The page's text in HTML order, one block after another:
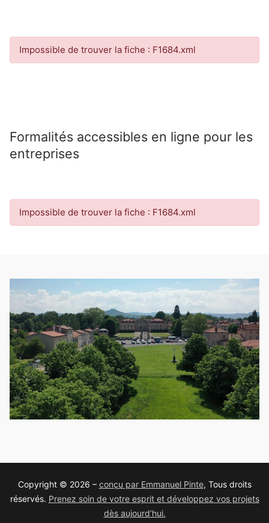
Impossible de trouver la fiche : F1684.xml
Formalités accessibles en ligne pour les
entreprises
Impossible de trouver la fiche : F1684.xml
Copyright © 2026 – conçu par Emmanuel Pinte, Tous droits
réservés. Prenez soin de votre esprit et développez vos projets
dès aujourd’hui.